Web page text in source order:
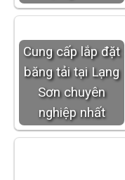
Cung cấp lắp đặt
băng tải tại Lạng
Sơn chuyên
nghiệp nhất